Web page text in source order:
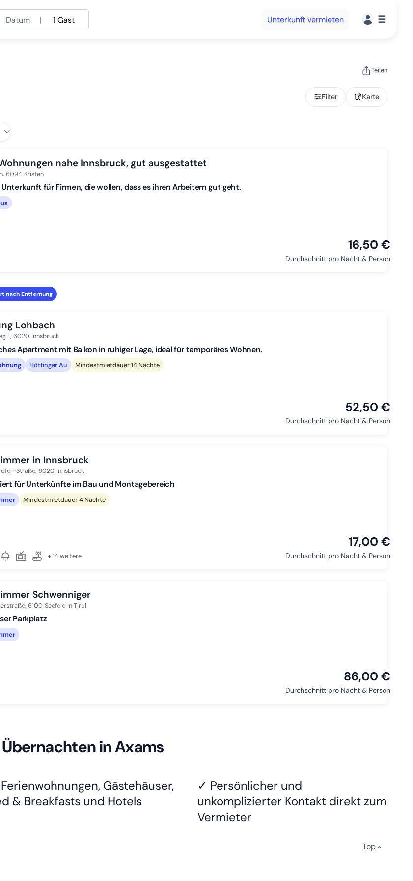
Datum | 1 Gast Unterkunft vermieten ☰
Teilen
Filter Karte
nahe Innsbruck, gut ausgestattet
6094 Kristen
für Firmen, die wollen, dass es ihren Arbeitern gut geht.
16,50 €
Durchschnitt pro Nacht & Person
nach Entfernung
Lohbach
F, 6020 Innsbruck
Apartment mit Balkon in ruhiger Lage, ideal für temporäres Wohnen.
Höttinger Au Mindestmietdauer 14 Nächte
52,50 €
Durchschnitt pro Nacht & Person
in Innsbruck
Straße, 6020 Innsbruck
für Unterkünfte im Bau und Montagebereich
Mindestmietdauer 4 Nächte
+ 14 weitere
17,00 €
Durchschnitt pro Nacht & Person
Schwenniger
6100 Seefeld in Tirol
Parkplatz
86,00 €
Durchschnitt pro Nacht & Person
Übernachten in Axams
Gästehäuser,
& Breakfasts und Hotels
✓ Persönlicher und
unkomplizierter Kontakt direkt zum
Vermieter
Top